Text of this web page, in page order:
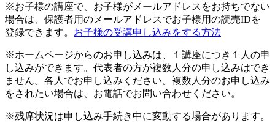
※お子様の講座で、お子様がメールアドレスをお持ちでない
場合は、保護者用のメールアドレスでお子様用の読売IDを
登録できます。 お子様の受講申し込みをする方法
※ホームページからのお申し込みは、１講座につき１人の申
し込みができます。代表者の方が複数人分の申し込みはでき
ません。各人でお申し込みください。複数人分のお申し込み
をされたい場合は、お電話でお問い合わせください。
※残席状況は申し込み手続き中に変動する場合があります。